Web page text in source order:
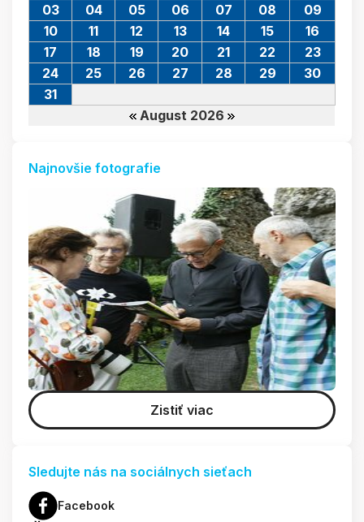
August 2026
03
04 05 06 07 08
09
10
11 12 13 14 15
16
17
18 19 20 21 22
23
24
25 26 27 28 29
30
31
Najnovšie fotografie
Zistiť viac
Sledujte nás na sociálnych sieťach
Facebook